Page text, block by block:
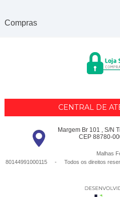
Compras
CENTRAL DE
Margem Br 101 , S/N
CEP 88780-
Malhas
80144991000115 - Todos os direitos